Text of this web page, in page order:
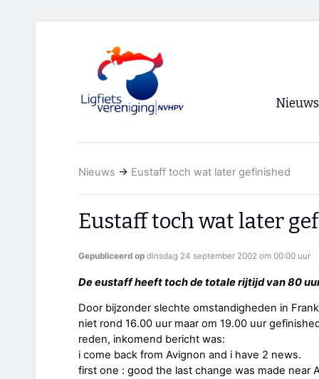
Nieuws
Nieuws → Eustaff toch wat later gefinished
Eustaff toch wat later
Gepubliceerd op dinsdag 24 september 2002 om 00:00 uur
De eustaff heeft toch de totale rijtijd van 80
Door bijzonder slechte omstandigheden in
niet rond 16.00 uur maar om 19.00 uur
reden, inkomend bericht was:
i come back from Avignon and i have 2 news.
first one : good the last change was made near